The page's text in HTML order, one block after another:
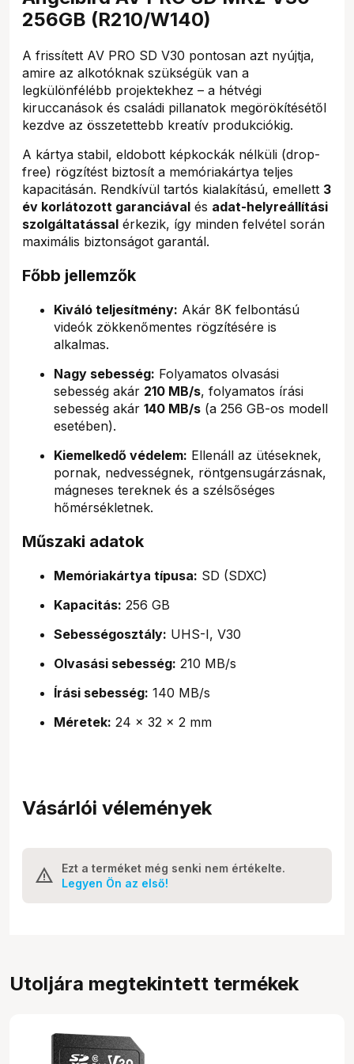
256GB (R210/W140)
A frissített AV PRO SD V30 pontosan azt nyújtja,
amire az alkotóknak szükségük van a
legkülönfélébb projektekhez – a hétvégi
kiruccanások és családi pillanatok megörökítésétől
kezdve az összetettebb kreatív produkciókig.
A kártya stabil, eldobott képkockák nélküli (drop-
free) rögzítést biztosít a memóriakártya teljes
kapacitásán. Rendkívül tartós kialakítású, emellett 3
év korlátozott garanciával és adat-helyreállítási
szolgáltatással érkezik, így minden felvétel során
maximális biztonságot garantál.
Főbb jellemzők
Kiváló teljesítmény: Akár 8K felbontású
videók zökkenőmentes rögzítésére is
alkalmas.
Nagy sebesség: Folyamatos olvasási
sebesség akár 210 MB/s, folyamatos írási
sebesség akár 140 MB/s (a 256 GB-os modell
esetében).
Kiemelkedő védelem: Ellenáll az ütéseknek,
pornak, nedvességnek, röntgensugárzásnak,
mágneses tereknek és a szélsőséges
hőmérsékletnek.
Műszaki adatok
Memóriakártya típusa: SD (SDXC)
Kapacitás: 256 GB
Sebességosztály: UHS-I, V30
Olvasási sebesség: 210 MB/s
Írási sebesség: 140 MB/s
Méretek: 24 x 32 x 2 mm
Vásárlói vélemények
Ezt a terméket még senki nem értékelte.
Legyen Ön az első!
Utoljára megtekintett termékek